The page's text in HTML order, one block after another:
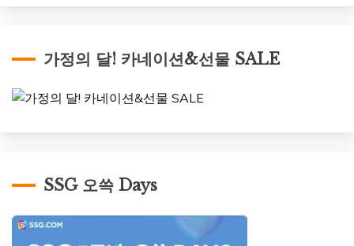
가정의 달! 카네이션&선물 SALE
SSG 오쓱 Days